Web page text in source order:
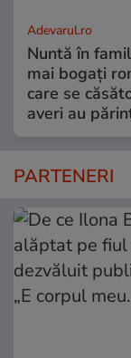
Adevarul.ro
Nuntă în
mai bogați
care se
averi au
PARTENERI